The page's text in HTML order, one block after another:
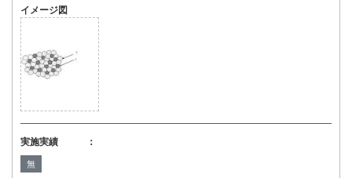
イメージ図
実施実績 ：
無